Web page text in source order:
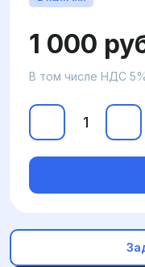
1 000
В том числе НДС 5%